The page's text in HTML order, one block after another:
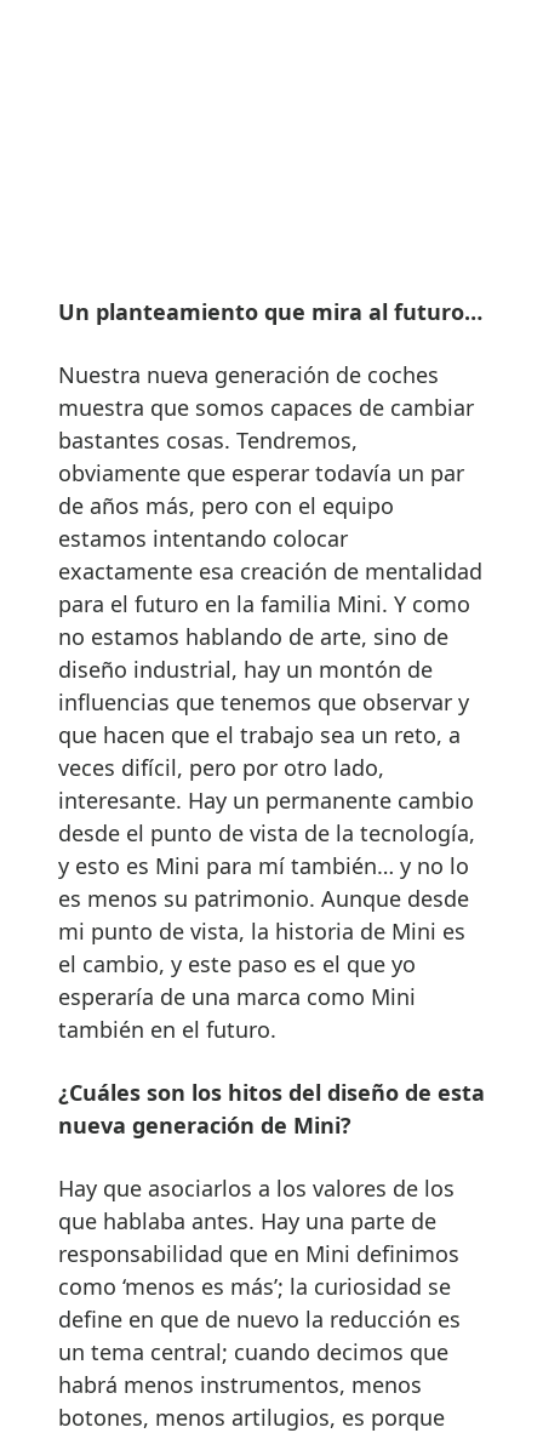
Un planteamiento que mira al futuro…
Nuestra nueva generación de coches
muestra que somos capaces de cambiar
bastantes cosas. Tendremos,
obviamente que esperar todavía un par
de años más, pero con el equipo
estamos intentando colocar
exactamente esa creación de mentalidad
para el futuro en la familia Mini. Y como
no estamos hablando de arte, sino de
diseño industrial, hay un montón de
influencias que tenemos que observar y
que hacen que el trabajo sea un reto, a
veces difícil, pero por otro lado,
interesante. Hay un permanente cambio
desde el punto de vista de la tecnología,
y esto es Mini para mí también… y no lo
es menos su patrimonio. Aunque desde
mi punto de vista, la historia de Mini es
el cambio, y este paso es el que yo
esperaría de una marca como Mini
también en el futuro.
¿Cuáles son los hitos del diseño de esta
nueva generación de Mini?
Hay que asociarlos a los valores de los
que hablaba antes. Hay una parte de
responsabilidad que en Mini definimos
como ‘menos es más’; la curiosidad se
define en que de nuevo la reducción es
un tema central; cuando decimos que
habrá menos instrumentos, menos
botones, menos artilugios, es porque